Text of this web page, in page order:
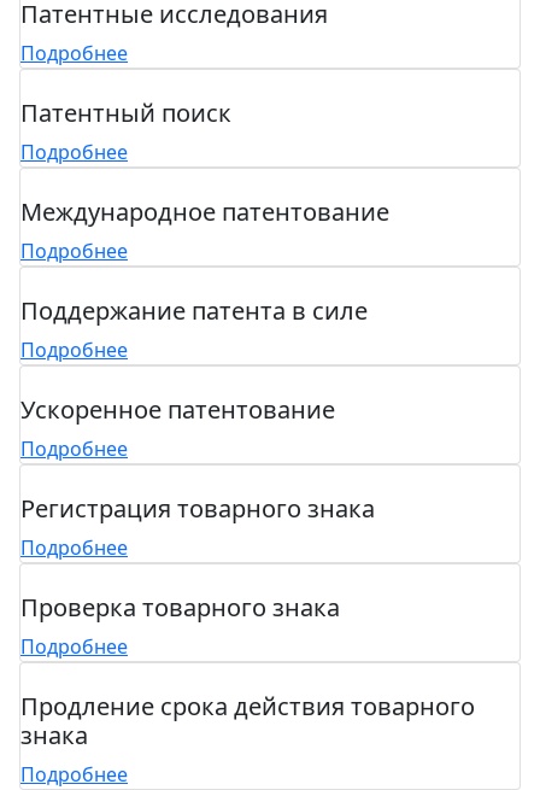
Патентные исследования
Подробнее
Патентный поиск
Подробнее
Международное патентование
Подробнее
Поддержание патента в силе
Подробнее
Ускоренное патентование
Подробнее
Регистрация товарного знака
Подробнее
Проверка товарного знака
Подробнее
Продление срока действия товарного
знака
Подробнее